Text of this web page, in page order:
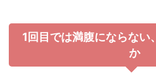
1回目では満腹にならない
か